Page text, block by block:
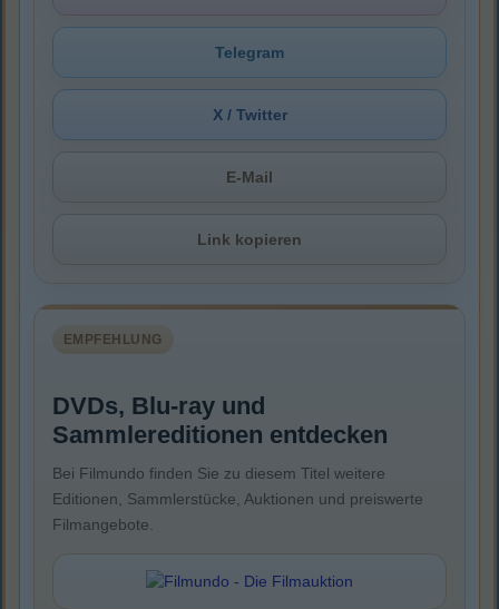
Telegram
X / Twitter
E-Mail
Link kopieren
EMPFEHLUNG
DVDs, Blu-ray und
Sammlereditionen entdecken
Bei Filmundo finden Sie zu diesem Titel weitere
Editionen, Sammlerstücke, Auktionen und preiswerte
Filmangebote.